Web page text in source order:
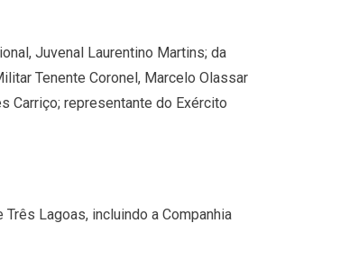
Juvenal Laurentino Martins; da
Tenente Coronel, Marcelo Olassar
Carriço; representante do Exército
Lagoas, incluindo a Companhia